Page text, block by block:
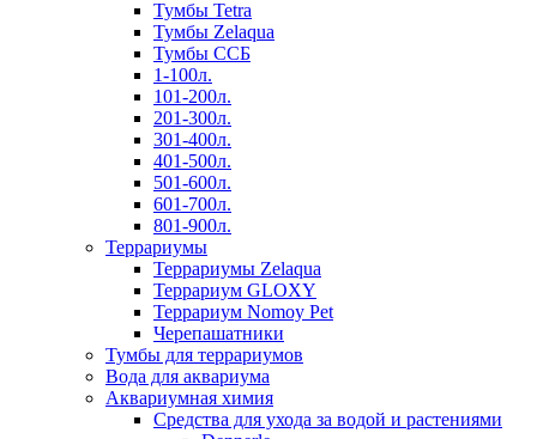
Тумбы Tetra
Тумбы Zelaqua
Тумбы ССБ
1-100л.
101-200л.
201-300л.
301-400л.
401-500л.
501-600л.
601-700л.
801-900л.
Террариумы
Террариумы Zelaqua
Террариум GLOXY
Террариум Nomoy Pet
Черепашатники
Тумбы для террариумов
Вода для аквариума
Аквариумная химия
Средства для ухода за водой и растениями